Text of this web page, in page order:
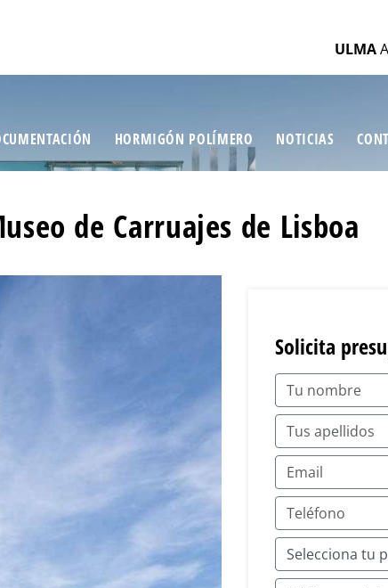
ULMA
HORMIGÓN POLÍMERO NOTICIAS
de Carruajes de Lisboa
Solicita